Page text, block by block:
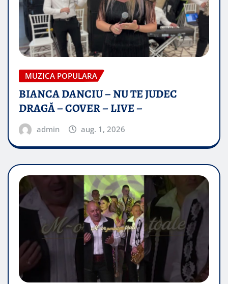
MUZICA POPULARA
BIANCA DANCIU – NU TE JUDEC
DRAGĂ – COVER – LIVE –
admin aug. 1, 2026